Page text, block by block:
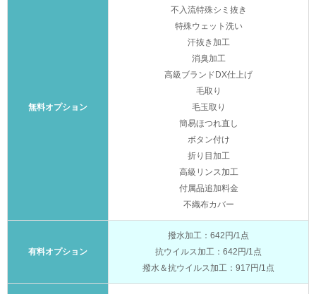
無料オプション
不入流特殊シミ抜き
特殊ウェット洗い
汗抜き加工
消臭加工
高級ブランドDX仕上げ
毛取り
毛玉取り
簡易ほつれ直し
ボタン付け
折り目加工
高級リンス加工
付属品追加料金
不織布カバー
有料オプション
撥水加工：642円/1点
抗ウイルス加工：642円/1点
撥水＆抗ウイルス加工：917円/1点